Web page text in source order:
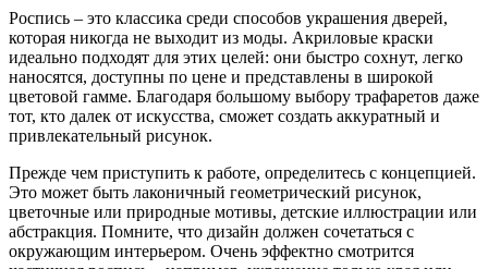
Роспись – это классика среди способов украшения дверей,
которая никогда не выходит из моды. Акриловые краски
идеально подходят для этих целей: они быстро сохнут, легко
наносятся, доступны по цене и представлены в широкой
цветовой гамме. Благодаря большому выбору трафаретов даже
тот, кто далек от искусства, сможет создать аккуратный и
привлекательный рисунок.
Прежде чем приступить к работе, определитесь с концепцией.
Это может быть лаконичный геометрический рисунок,
цветочные или природные мотивы, детские иллюстрации или
абстракция. Помните, что дизайн должен сочетаться с
окружающим интерьером. Очень эффектно смотрится